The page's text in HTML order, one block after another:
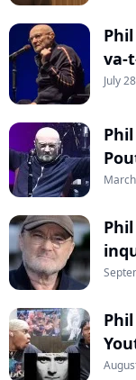
va-
July